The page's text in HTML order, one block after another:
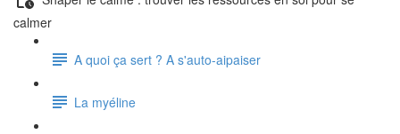
calmer
A quoi ça sert ? A s'auto-aipaiser
La myéline